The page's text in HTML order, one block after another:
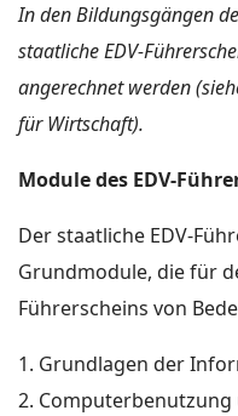
In den Bildungsgängen
staatliche EDV-
angerechnet werden
für Wirtschaft).
Module des EDV-
Der staatliche EDV-
Grundmodule, die für
Führerscheins von
Grundlagen der